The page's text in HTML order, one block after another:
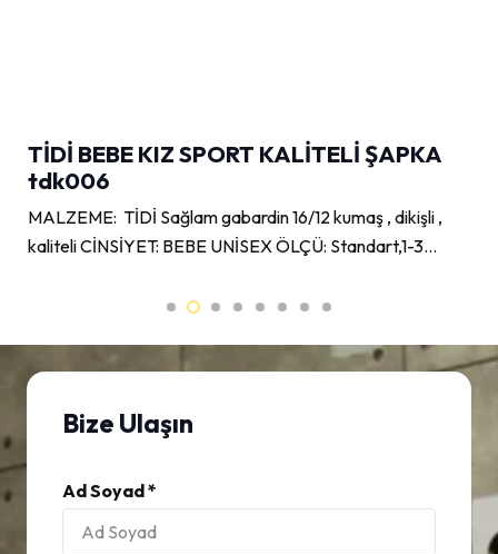
TİDİ BEBE KIZ SPORT KALİTELİ ŞAPKA
tdk006
MALZEME: TİDİ Sağlam gabardin 16/12 kumaş , dikişli ,
kaliteli CİNSİYET: BEBE UNİSEX ÖLÇÜ: Standart,1-3…
Bize Ulaşın
Ad Soyad *